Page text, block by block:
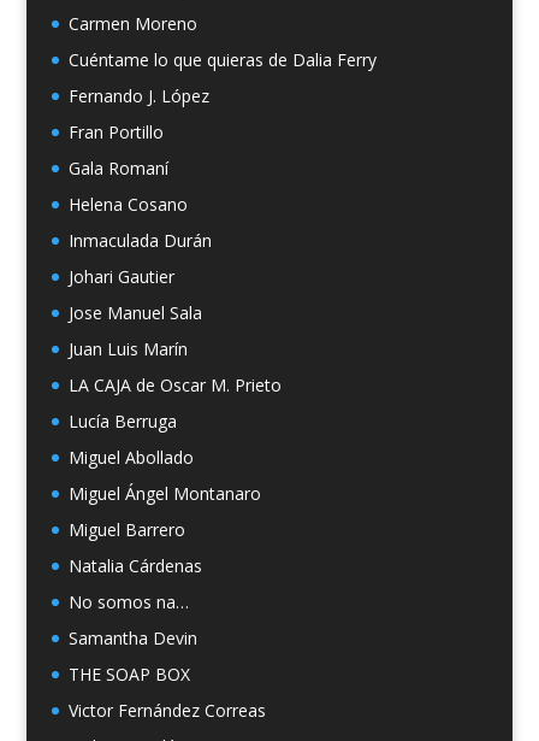
Carmen Moreno
Cuéntame lo que quieras de Dalia Ferry
Fernando J. López
Fran Portillo
Gala Romaní
Helena Cosano
Inmaculada Durán
Johari Gautier
Jose Manuel Sala
Juan Luis Marín
LA CAJA de Oscar M. Prieto
Lucía Berruga
Miguel Abollado
Miguel Ángel Montanaro
Miguel Barrero
Natalia Cárdenas
No somos na…
Samantha Devin
THE SOAP BOX
Victor Fernández Correas